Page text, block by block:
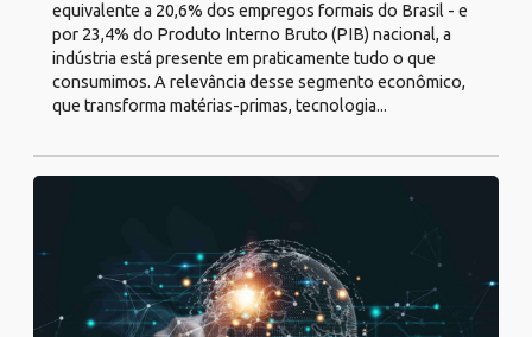
equivalente a 20,6% dos empregos formais do Brasil - e
por 23,4% do Produto Interno Bruto (PIB) nacional, a
indústria está presente em praticamente tudo o que
consumimos. A relevância desse segmento econômico,
que transforma matérias-primas, tecnologia...